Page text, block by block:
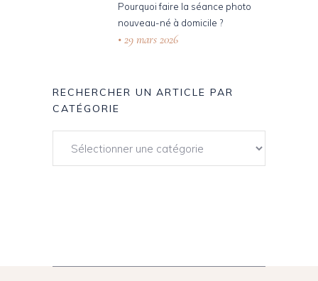
Pourquoi faire la séance photo
nouveau-né à domicile ?
29 mars 2026
RECHERCHER UN ARTICLE PAR
CATÉGORIE